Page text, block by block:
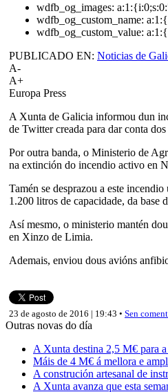
wdfb_og_images:
wdfb_og_custom_name:
wdfb_og_custom_value:
PUBLICADO EN: Noticias de
A-
A+
Europa Press
A Xunta de Galicia informou dun
de Twitter creada para dar conta
Por outra banda, o Ministerio de
na extinción do incendio activo en
Tamén se desprazou a este
1.200 litros de capacidade, da base
Así mesmo, o ministerio mantén
en Xinzo de Limia.
Ademais, enviou dous avións
23 de agosto de 2016 | 19:43 • Sen
Outras novas do día
A Xunta destina 2,5 M€ para
Máis de 4 M€ á mellora e
A construción artesanal de
A Xunta avanza que esta